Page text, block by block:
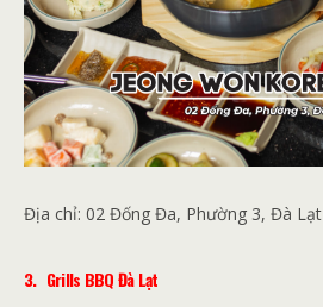
Địa chỉ: 02 Đống Đa, Phường 3, Đà Lạt
3. Grills BBQ Đà Lạt